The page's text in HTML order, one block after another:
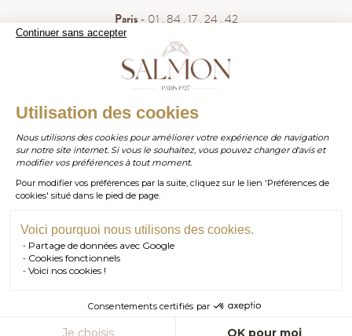
Continuer sans accepter
Utilisation des cookies
Nous utilisons des cookies pour améliorer votre expérience de navigation
sur notre site internet. Si vous le souhaitez, vous pouvez changer d'avis et
modifier vos préférences à tout moment.
Pour modifier vos préférences par la suite, cliquez sur le lien 'Préférences de
cookies' situé dans le pied de page.
Voici pourquoi nous utilisons des cookies.
Partage de données avec Google
Cookies fonctionnels
Voici nos cookies !
Consentements certifiés par
Je choisis OK pour moi
WHATSAPP
E-MAIL contact@salmonparis.com
TÉL PARIS
RDV SHOWROOM
RDV TÉLÉPHONIQUE
Paris- 01 . 84 . 17 . 24 . 42
- 05 . 35 . 54 . 45 . 53
WhatsApp- 07 . 81 . 63 . 76 . 57
© Salmon Paris 2026 — Tous droits réservés.
AJOUTER AU PANIER